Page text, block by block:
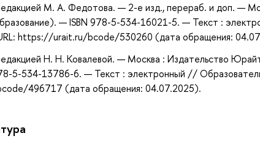
М. А. Федотова. — 2-е изд., перераб. и доп. —
— ISBN 978-5-534-16021-5. — Текст :
https://urait.ru/bcode/530260 (дата обращения:
Н. Н. Ковалевой. — Москва : Издательство
5-534-13786-6. — Текст : электронный //
496717 (дата обращения: 04.07.2025).